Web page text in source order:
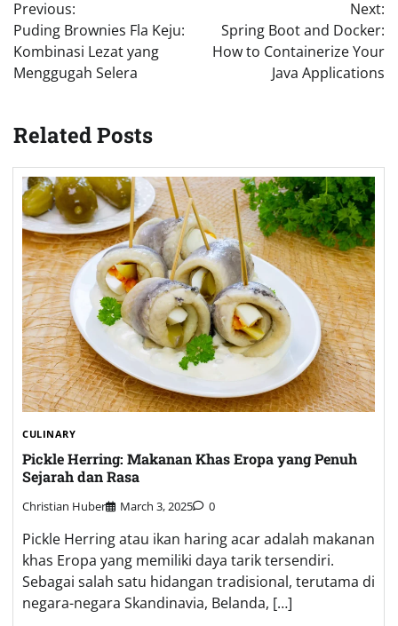
navigation
Previous:
Puding Brownies Fla Keju:
Kombinasi Lezat yang
Menggugah Selera
Next:
Spring Boot and Docker:
How to Containerize Your
Java Applications
Related Posts
CULINARY
Pickle Herring: Makanan Khas Eropa yang Penuh
Sejarah dan Rasa
Christian Huber March 3, 2025 0
Pickle Herring atau ikan haring acar adalah makanan
khas Eropa yang memiliki daya tarik tersendiri.
Sebagai salah satu hidangan tradisional, terutama di
negara-negara Skandinavia, Belanda, […]